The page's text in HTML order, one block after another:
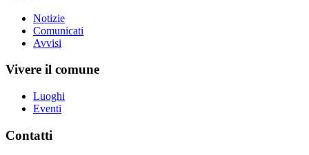
Notizie
Comunicati
Avvisi
Vivere il comune
Luoghi
Eventi
Contatti